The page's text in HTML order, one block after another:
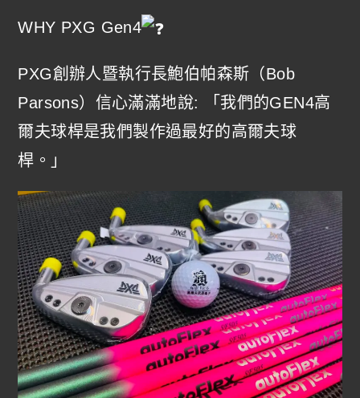
WHY PXG Gen4
PXG創辦人暨執行長鮑伯帕森斯（Bob
Parsons）信心滿滿地說: 「我們的GEN4高
爾夫球桿是我們製作過最好的高爾夫球
桿。」